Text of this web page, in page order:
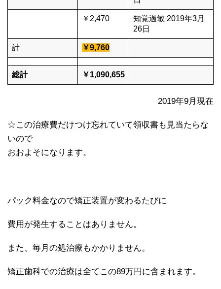
￥2,470
知覚過敏 2019年3月
26日
計 ￥9,760
総計 ￥1,090,655
2019年9月現在
☆この治療費だけつけ忘れていて領収書も見当たらな
いので
おおよそになります。
パック料金なので矯正装置が変わるたびに
費用が発生することはありません。
また、毎月の処治療もかかりません。
矯正歯科での治療は全てこの89万円に含まれます。